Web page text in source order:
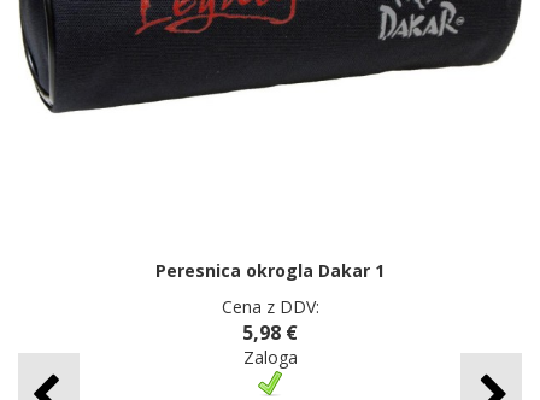
Peresnica okrogla Dakar 1
Cena z DDV:
5,98 €
Zaloga